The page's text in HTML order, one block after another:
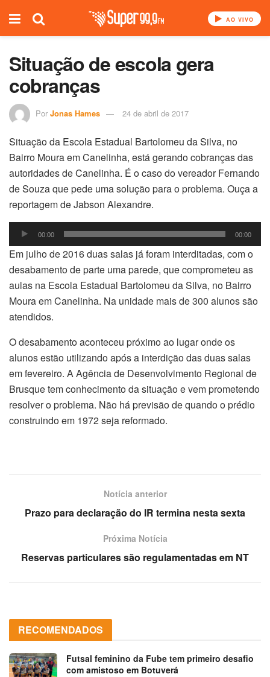
AO VIVO
Situação de escola gera
cobranças
Por Jonas Hames 24 de abril de 2017
Situação da Escola Estadual Bartolomeu da Silva, no
Bairro Moura em Canelinha, está gerando cobranças das
autoridades de Canelinha. É o caso do vereador Fernando
de Souza que pede uma solução para o problema. Ouça a
reportagem de Jabson Alexandre.
Tocador
de
áudio
00:00 00:00
Em julho de 2016 duas salas já foram interditadas, com o
desabamento de parte uma parede, que comprometeu as
aulas na Escola Estadual Bartolomeu da Silva, no Bairro
Moura em Canelinha. Na unidade mais de 300 alunos são
atendidos.
O desabamento aconteceu próximo ao lugar onde os
alunos estão utilizando após a interdição das duas salas
em fevereiro. A Agência de Desenvolvimento Regional de
Brusque tem conhecimento da situação e vem prometendo
resolver o problema. Não há previsão de quando o prédio
construindo em 1972 seja reformado.
Notícia anterior
Prazo para declaração do IR termina nesta sexta
Próxima Notícia
Reservas particulares são regulamentadas em NT
RECOMENDADOS
Futsal feminino da Fube tem primeiro desafio
com amistoso em Botuverá